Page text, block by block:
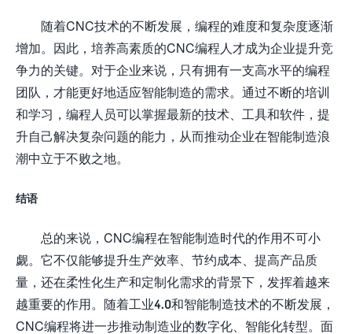
随着CNC技术的不断发展，编程的难度和复杂度逐渐
增加。因此，培养高素质的CNC编程人才成为企业提升竞
争力的关键。对于企业来说，只有拥有一支高水平的编程
团队，才能更好地适应智能制造的需求。通过不断的培训
和学习，编程人员可以掌握最新的技术、工具和软件，提
升自己解决复杂问题的能力，从而推动企业在智能制造浪
潮中立于不败之地。
结语
总的来说，CNC编程在智能制造时代的作用不可小
觑。它不仅能够提升生产效率、节约成本、提高产品质
量，还在柔性化生产和定制化需求的背景下，发挥着越来
越重要的作用。随着工业4.0和智能制造技术的不断发展，
CNC编程将进一步推动制造业的数字化、智能化转型。面